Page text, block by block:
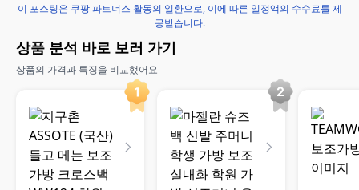
이 포스팅은 쿠팡 파트너스 활동의 일환으로, 이에 따른 일정액의 수수료를 제
공받습니다.
상품 분석 바로 보러 가기
상품의 가격과 특징을 비교했어요